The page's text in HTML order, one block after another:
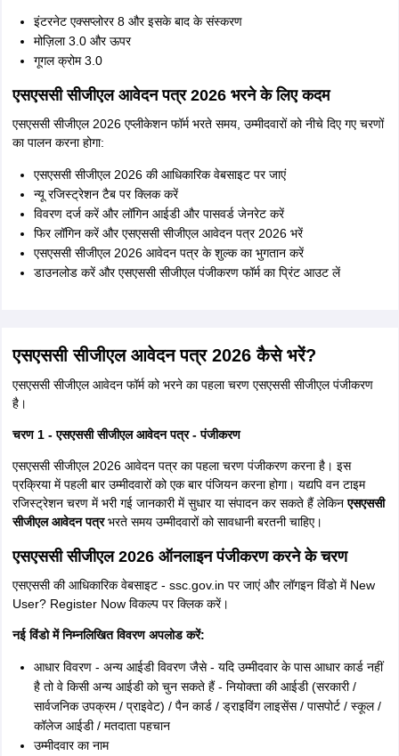
इंटरनेट एक्सप्लोरर 8 और इसके बाद के संस्करण
मोज़िला 3.0 और ऊपर
गूगल क्रोम 3.0
एसएससी सीजीएल आवेदन पत्र 2026 भरने के लिए कदम
एसएससी सीजीएल 2026 एप्लीकेशन फॉर्म भरते समय, उम्मीदवारों को नीचे दिए गए चरणों
का पालन करना होगा:
एसएससी सीजीएल 2026 की आधिकारिक वेबसाइट पर जाएं
न्यू रजिस्ट्रेशन टैब पर क्लिक करें
विवरण दर्ज करें और लॉगिन आईडी और पासवर्ड जेनरेट करें
फिर लॉगिन करें और एसएससी सीजीएल आवेदन पत्र 2026 भरें
एसएससी सीजीएल 2026 आवेदन पत्र के शुल्क का भुगतान करें
डाउनलोड करें और एसएससी सीजीएल पंजीकरण फॉर्म का प्रिंट आउट लें
एसएससी सीजीएल आवेदन पत्र 2026 कैसे भरें?
एसएससी सीजीएल आवेदन फॉर्म को भरने का पहला चरण एसएससी सीजीएल पंजीकरण
है।
चरण 1 - एसएससी सीजीएल आवेदन पत्र - पंजीकरण
एसएससी सीजीएल 2026 आवेदन पत्र का पहला चरण पंजीकरण करना है। इस
प्रक्रिया में पहली बार उम्मीदवारों को एक बार पंजियन करना होगा। यद्यपि वन टाइम
रजिस्ट्रेशन चरण में भरी गई जानकारी में सुधार या संपादन कर सकते हैं लेकिनएसएससी
सीजीएल आवेदन पत्रभरते समय उम्मीदवारों को सावधानी बरतनी चाहिए।
एसएससी सीजीएल 2026 ऑनलाइन पंजीकरण करने के चरण
एसएससी की आधिकारिक वेबसाइट - ssc.gov.in पर जाएं और लॉगइन विंडो में New
User? Register Now विकल्प पर क्लिक करें।
नई विंडो में निम्नलिखित विवरण अपलोड करें:
आधार विवरण - अन्य आईडी विवरण जैसे - यदि उम्मीदवार के पास आधार कार्ड नहीं
है तो वे किसी अन्य आईडी को चुन सकते हैं - नियोक्ता की आईडी (सरकारी /
सार्वजनिक उपक्रम / प्राइवेट) / पैन कार्ड / ड्राइविंग लाइसेंस / पासपोर्ट / स्कूल /
कॉलेज आईडी / मतदाता पहचान
उम्मीदवार का नाम